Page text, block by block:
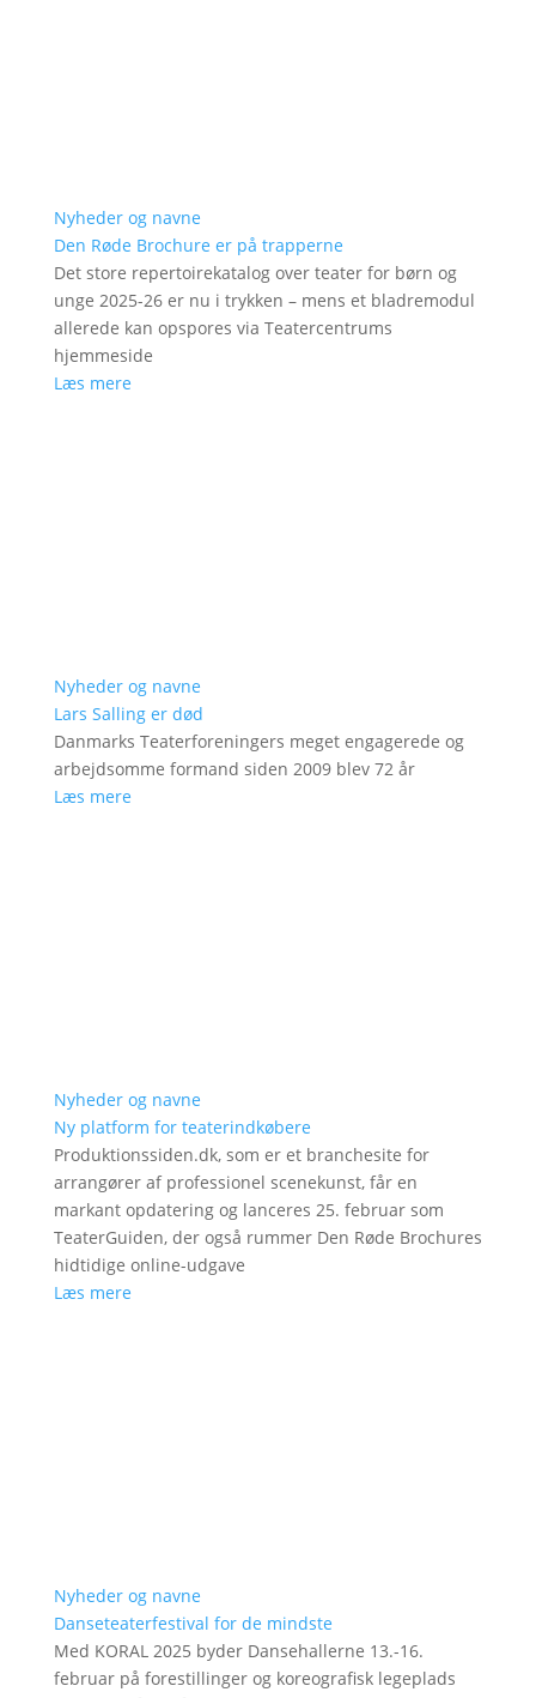
Nyheder og navne
Den Røde Brochure er på trapperne
Det store repertoirekatalog over teater for børn og
unge 2025-26 er nu i trykken – mens et bladremodul
allerede kan opspores via Teatercentrums
hjemmeside
Læs mere
Nyheder og navne
Lars Salling er død
Danmarks Teaterforeningers meget engagerede og
arbejdsomme formand siden 2009 blev 72 år
Læs mere
Nyheder og navne
Ny platform for teaterindkøbere
Produktionssiden.dk, som er et branchesite for
arrangører af professionel scenekunst, får en
markant opdatering og lanceres 25. februar som
TeaterGuiden, der også rummer Den Røde Brochures
hidtidige online-udgave
Læs mere
Nyheder og navne
Danseteaterfestival for de mindste
Med KORAL 2025 byder Dansehallerne 13.-16.
februar på forestillinger og koreografisk legeplads